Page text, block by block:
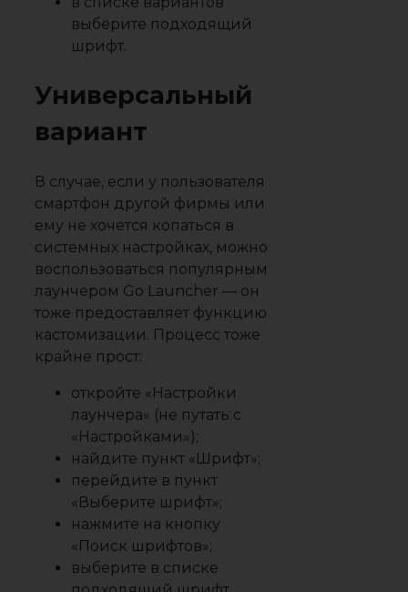
выберите подходящий
шрифт.
Универсальный
вариант
В случае, если у пользователя
смартфон другой фирмы или
ему не хочется копаться в
системных настройках, можно
воспользоваться популярным
лаунчером Go Launcher — он
тоже предоставляет функцию
кастомизации. Процесс тоже
крайне прост:
откройте «Настройки
лаунчера» (не путать с
«Настройками»);
найдите пункт «Шрифт»;
перейдите в пункт
«Выберите шрифт»;
нажмите на кнопку
«Поиск шрифтов»;
выберите в списке